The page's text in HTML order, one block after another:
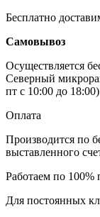
Бесплатно
Самовывоз
Осуществляется
Северный
пт с 10:00 до
Оплата
Производится по
выставленного
Работаем по 100%
Для постоянных